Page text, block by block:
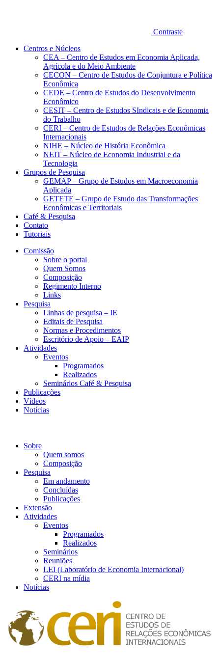
Contraste
Centros e Núcleos
CEA – Centro de Estudos em Economia Aplicada,
Agrícola e do Meio Ambiente
CECON – Centro de Estudos de Conjuntura e Política
Econômica
CEDE – Centro de Estudos do Desenvolvimento
Econômico
CESIT – Centro de Estudos SIndicais e de Economia
do Trabalho
CERI – Centro de Estudos de Relações Econômicas
Internacionais
NIHE – Núcleo de História Econômica
NEIT – Núcleo de Economia Industrial e da
Tecnologia
Grupos de Pesquisa
GEMAP – Grupo de Estudos em Macroeconomia
Aplicada
GETETE – Grupo de Estudo das Transformações
Econômicas e Territoriais
Café & Pesquisa
Contato
Tutoriais
Comissão
Sobre o portal
Quem Somos
Composição
Regimento Interno
Links
Pesquisa
Linhas de pesquisa – IE
Editais de Pesquisa
Normas e Procedimentos
Escritório de Apoio – EAIP
Atividades
Eventos
Programados
Realizados
Seminários Café & Pesquisa
Publicações
Vídeos
Notícias
Sobre
Quem somos
Composição
Pesquisa
Em andamento
Concluídas
Publicações
Extensão
Atividades
Eventos
Programados
Realizados
Seminários
Reuniões
LEI (Laboratório de Economia Internacional)
CERI na mídia
Notícias